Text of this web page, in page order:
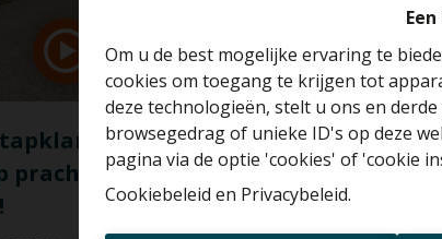
Om u de best mogelijke ervaring te
cookies om toegang te krijgen tot
deze technologieën, stelt u ons en
browsegedrag of unieke ID's op deze
pagina via de optie 'cookies' of 'cookie
Cookiebeleid en Privacybeleid.
gezinswoning
prachtige locatie in